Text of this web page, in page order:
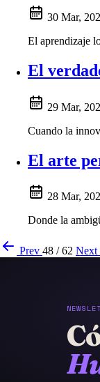
30 Mar,
El aprendizaje
El
29 Mar,
Cuando la
El arte
28 Mar,
Donde la
Prev 48 / 62 Next